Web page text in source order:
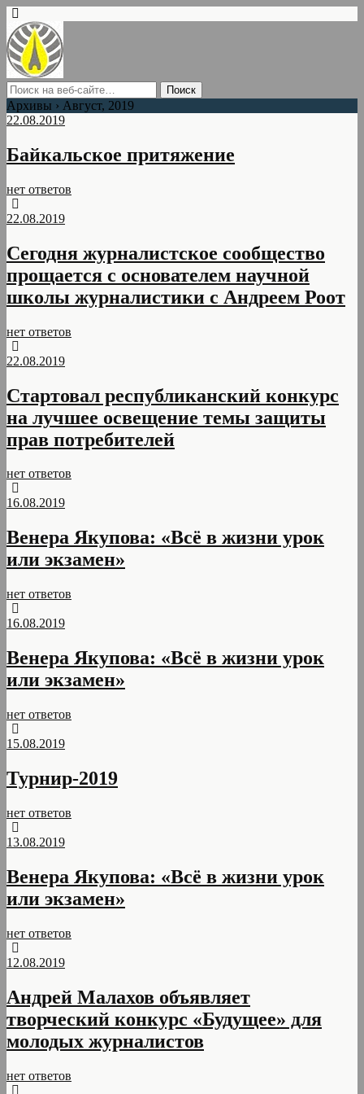
Архивы › Август, 2019
22.08.2019
Байкальское притяжение
нет ответов
22.08.2019
Сегодня журналистское сообщество
прощается с основателем научной
школы журналистики с Андреем Роот
нет ответов
22.08.2019
Стартовал республиканский конкурс
на лучшее освещение темы защиты
прав потребителей
нет ответов
16.08.2019
Венера Якупова: «Всё в жизни урок
или экзамен»
нет ответов
16.08.2019
Венера Якупова: «Всё в жизни урок
или экзамен»
нет ответов
15.08.2019
Турнир-2019
нет ответов
13.08.2019
Венера Якупова: «Всё в жизни урок
или экзамен»
нет ответов
12.08.2019
Андрей Малахов объявляет
творческий конкурс «Будущее» для
молодых журналистов
нет ответов